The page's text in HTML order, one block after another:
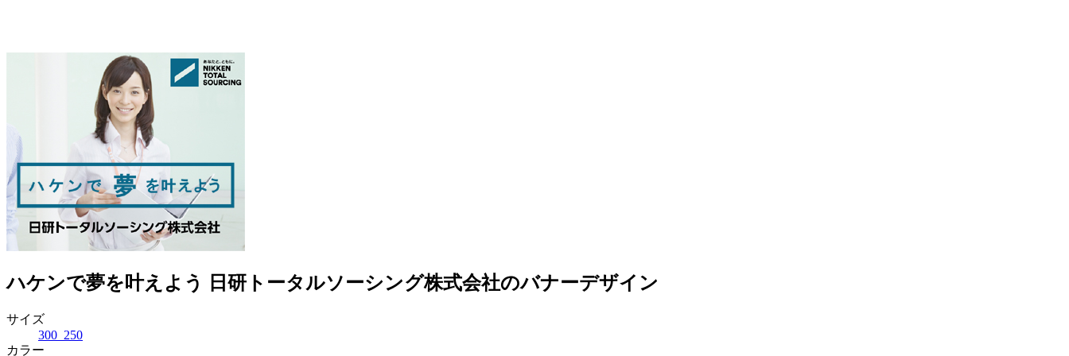
ハケンで夢を叶えよう 日研トータルソーシング株式会社のバナーデザイン
サイズ
300_250
カラー